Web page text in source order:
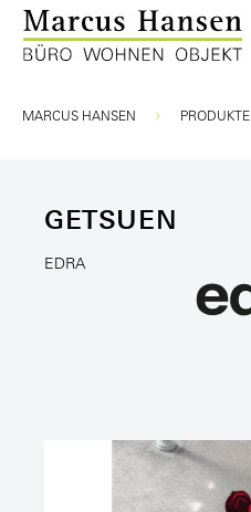
Sie sind hier:
MARCUS HANSEN PRODUKTE
GETSUEN
EDRA